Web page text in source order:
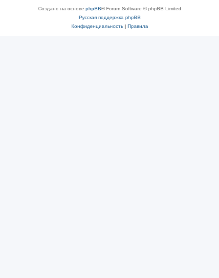
Создано на основе phpBB® Forum Software © phpBB Limited
Русская поддержка phpBB
Конфиденциальность| Правила